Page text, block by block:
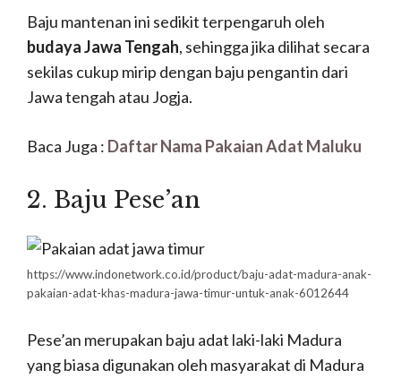
Baju mantenan ini sedikit terpengaruh oleh
budaya Jawa Tengah, sehingga jika dilihat secara
sekilas cukup mirip dengan baju pengantin dari
Jawa tengah atau Jogja.
Baca Juga : Daftar Nama Pakaian Adat Maluku
2. Baju Pese’an
https://www.indonetwork.co.id/product/baju-adat-madura-anak-
pakaian-adat-khas-madura-jawa-timur-untuk-anak-6012644
Pese’an merupakan baju adat laki-laki Madura
yang biasa digunakan oleh masyarakat di Madura